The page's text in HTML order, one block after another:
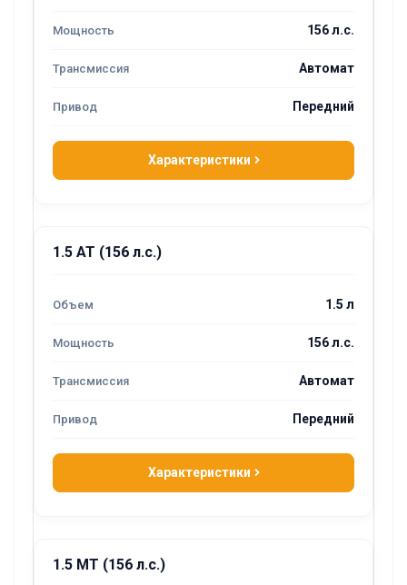
156 л.с.
Автомат
Передний
Характеристики
1.5 AT (156 л.с.)
1.5 л
156 л.с.
Автомат
Передний
Характеристики
1.5 MT (156 л.с.)